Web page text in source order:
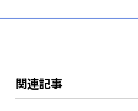
関連記事